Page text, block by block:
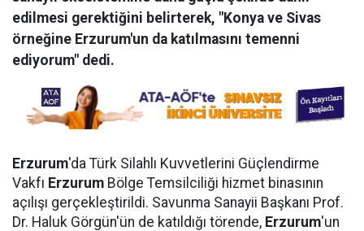
edilmesi gerektiğini belirterek, "Konya ve Sivas
örneğine Erzurum'un da katılmasını temenni
ediyorum" dedi.
Erzurum'da Türk Silahlı Kuvvetlerini Güçlendirme
Vakfı Erzurum Bölge Temsilciliği hizmet binasının
açılışı gerçekleştirildi. Savunma Sanayii Başkanı Prof.
Dr. Haluk Görgün'ün de katıldığı törende, Erzurum'un